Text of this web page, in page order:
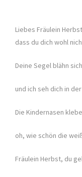
Liebes Fräulein
dass du dich wohl
Deine Segel blähn
und ich seh dich in
Die Kindernasen
oh, wie schön die
Fräulein Herbst, du